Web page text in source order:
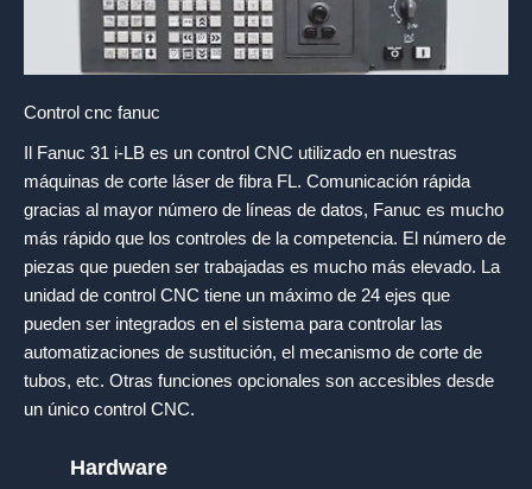
Control cnc fanuc
Il Fanuc 31 i-LB es un control CNC utilizado en nuestras
máquinas de corte láser de fibra FL. Comunicación rápida
gracias al mayor número de líneas de datos, Fanuc es mucho
más rápido que los controles de la competencia. El número de
piezas que pueden ser trabajadas es mucho más elevado. La
unidad de control CNC tiene un máximo de 24 ejes que
pueden ser integrados en el sistema para controlar las
automatizaciones de sustitución, el mecanismo de corte de
tubos, etc. Otras funciones opcionales son accesibles desde
un único control CNC.
Hardware